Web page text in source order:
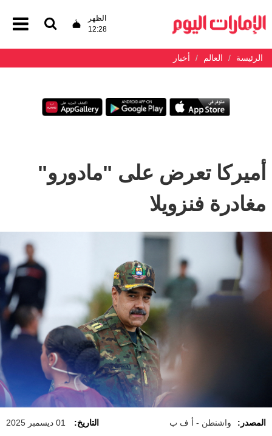
الظهر
12:28
الرئيسة العالم أخبار
أميركا تعرض على "مادورو"
مغادرة فنزويلا
المصدر: واشنطن - أ ف ب التاريخ: 01 ديسمبر 2025